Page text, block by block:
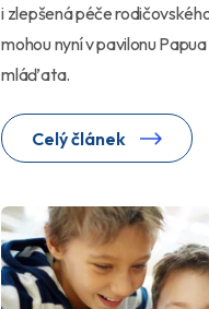
i zlepšená péče
mohou nyní v pavilonu
mláďata.
Celý článek